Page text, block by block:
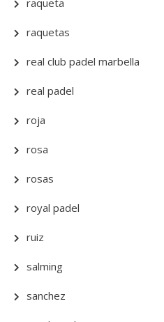
raqueta
raquetas
real club padel marbella
real padel
roja
rosa
rosas
royal padel
ruiz
salming
sanchez